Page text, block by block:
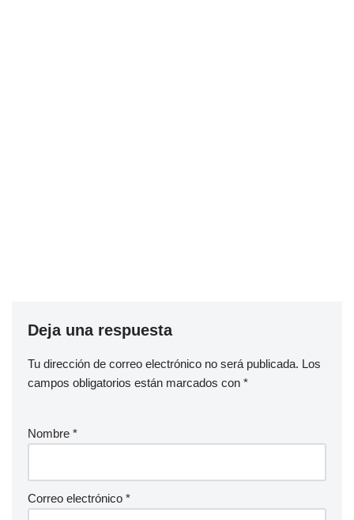
Deja una respuesta
Tu dirección de correo electrónico no será publicada. Los
campos obligatorios están marcados con *
Nombre *
Correo electrónico *